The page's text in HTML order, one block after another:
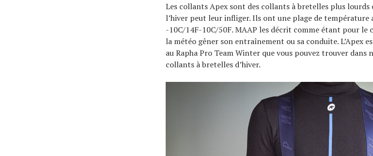
Les collants Apex sont des collants à bretelles plus
l’hiver peut leur infliger. Ils ont une plage de température
-10C/14F-10C/50F. MAAP les décrit comme étant pour le
la météo gêner son entraînement ou sa conduite. L’Apex
au Rapha Pro Team Winter que vous pouvez trouver dans
collants à bretelles d’hiver.